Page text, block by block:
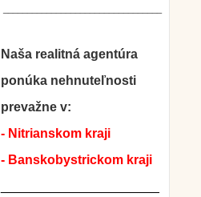
Naša realitná agentúra
ponúka nehnuteľnosti
prevažne v:
- Nitrianskom kraji
- Banskobystrickom kraji